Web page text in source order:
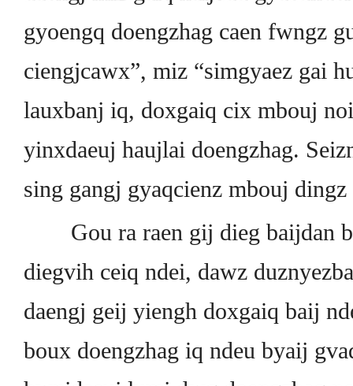
gyoengq doengzhag caen fwngz
ciengjcawx”, miz “simgyaez gai
lauxbanj iq, doxgaiq cix mbouj
yinxdaeuj haujlai doengzhag.
sing gangj gyaqcienz mbouj
Gou ra raen gij dieg baijdan
diegvih ceiq ndei, dawz
daengj geij yiengh doxgaiq baij
boux doengzhag iq ndeu byaij